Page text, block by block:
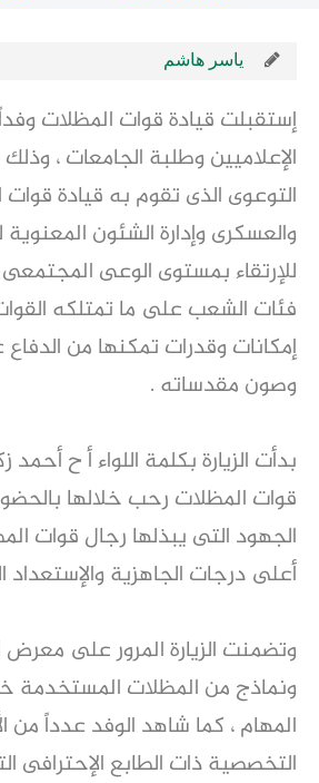
ياسر هاشم
إستقبلت قيادة قوات المظلات
الإعلاميين وطلبة الجامعات ،
التوعوى الذى تقوم به قيادة
والعسكرى وإدارة الشئون
للإرتقاء بمستوى الوعى
فئات الشعب على ما تمتلكه
إمكانات وقدرات تمكنها من
وصون مقدساته .
بدأت الزيارة بكلمة اللواء أ ح
قوات المظلات رحب خلالها
الجهود التى يبذلها رجال قوات
أعلى درجات الجاهزية والإستعداد
وتضمنت الزيارة المرور على معرض
ونماذج من المظلات المستخدمة
المهام ، كما شاهد الوفد عدداً من
التخصصية ذات الطابع الإحترافى